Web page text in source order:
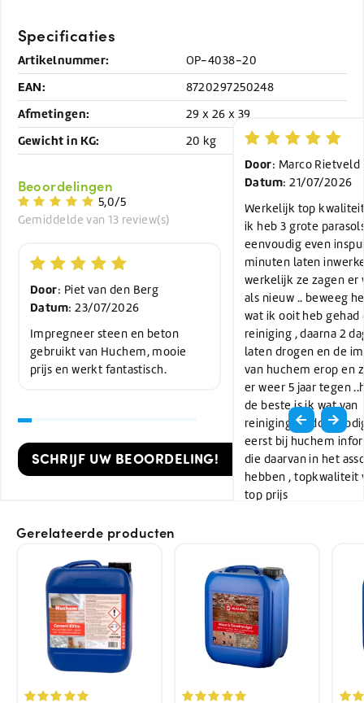
Specificaties
Artikelnummer: OP-4038-20
EAN: 8720297250248
Afmetingen: 29 x 26 x 39
Gewicht in KG: 20 kg
Beoordelingen
5,0/5
Gemiddelde van 13 review(s)
Door: Piet van den Berg
Datum: 23/07/2026
Impregneer steen en beton
gebruikt van Huchem, mooie
prijs en werkt fantastisch.
Door: Marco Rietveld
Datum: 21/07/2026
Werkelijk top
ik heb 3 grote
eenvoudig even
minuten laten
werkelijk ze zagen er
als nieuw .. beweeg
wat ik ooit heb gehad
reiniging , daarna 2
laten drogen en de
van huchem erop en
er weer 5 jaar tegen
de beste is ik wat van
reinigingsmiddel
eerst bij huchem
die daarvan in het
hebben , topkwaliteit
top prijs
SCHRIJF UW BEOORDELING!
Gerelateerde producten